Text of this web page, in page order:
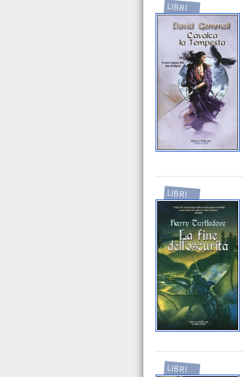
LIBRI
LIBRI
LIBRI